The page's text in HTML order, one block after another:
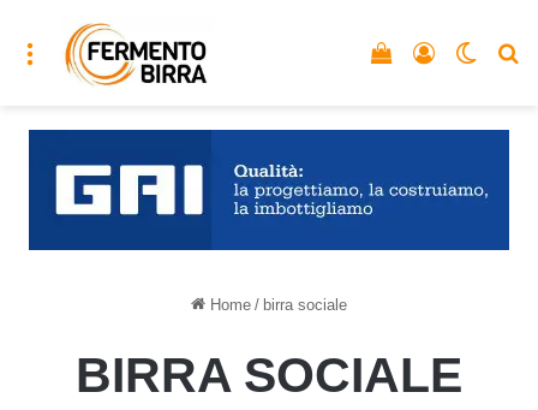
Menu Accedi
Vedi il carrello
Home / birra sociale
BIRRA SOCIALE